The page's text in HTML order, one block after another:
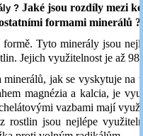
? Jaké jsou rozdíly mezi
formami minerálů ?
Tyto minerály jsou
Jejich využitelnost je až 98
jak se vyskytuje na
magnézia a kalcia, je
vazbami mají
jsou nejlépe